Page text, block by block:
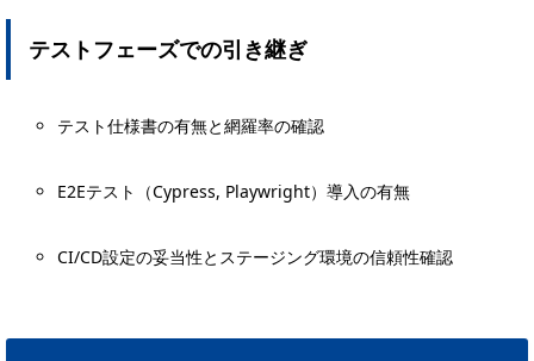
テストフェーズでの引き継ぎ
テスト仕様書の有無と網羅率の確認
E2Eテスト（Cypress, Playwright）導入の有無
CI/CD設定の妥当性とステージング環境の信頼性確認